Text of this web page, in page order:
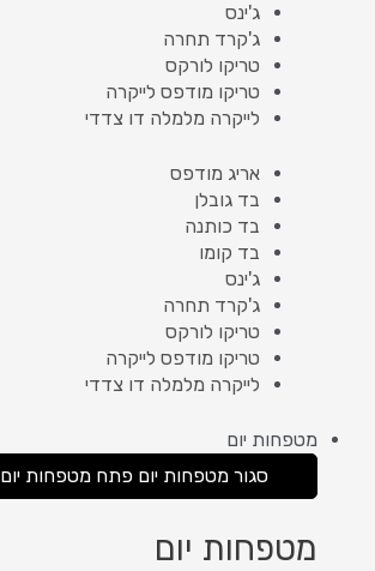
ג'ינס
ג'קרד תחרה
טריקו לורקס
טריקו מודפס לייקרה
לייקרה מלמלה דו צדדי
אריג מודפס
בד גובלן
בד כותנה
בד קומו
ג'ינס
ג'קרד תחרה
טריקו לורקס
טריקו מודפס לייקרה
לייקרה מלמלה דו צדדי
מטפחות יום
סגור מטפחות יום פתח מטפחות יום
מטפחות יום